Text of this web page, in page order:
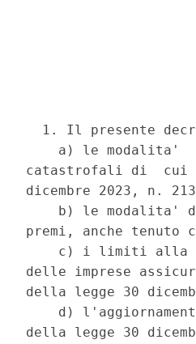
1. Il presente
a) le modalita'
catastrofali di  cui
dicembre 2023, n.
b) le modalita'
premi, anche
c) i limiti alla
delle imprese
della legge 30
d)
della legge 30